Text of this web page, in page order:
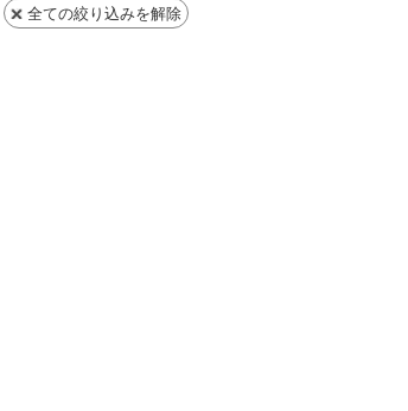
全ての絞り込みを解除